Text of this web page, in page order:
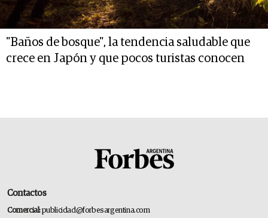
"Baños de bosque", la tendencia saludable que
crece en Japón y que pocos turistas conocen
Contactos
Comercial:publicidad@forbesargentina.com